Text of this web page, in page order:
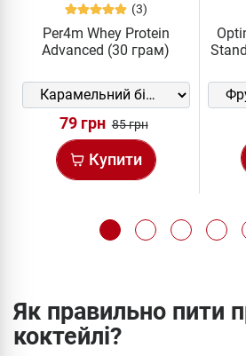
(3)
Per4m Whey Protein
Advanced (30 грам)
79 грн 85 грн
Купити
Як правильно пити
коктейлі?